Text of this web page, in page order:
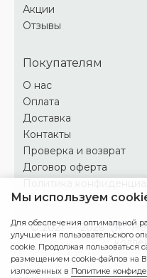
Акции
Отзывы
Покупателям
О нас
Оплата
Доставка
Контакты
Проверка и возврат
Договор оферта
© 2021 — 2026
Мы используем
Для обеспечения оптимальной
улучшения пользовательского
cookie. Продолжая пользоваться
размещением cookie-файлов на
изложенных в Политике